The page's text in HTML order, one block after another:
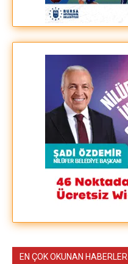
EN ÇOK OKUNAN HABERLER